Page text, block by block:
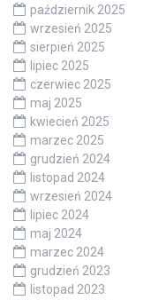
październik 2025
wrzesień 2025
sierpień 2025
lipiec 2025
czerwiec 2025
maj 2025
kwiecień 2025
marzec 2025
grudzień 2024
listopad 2024
wrzesień 2024
lipiec 2024
maj 2024
marzec 2024
grudzień 2023
listopad 2023